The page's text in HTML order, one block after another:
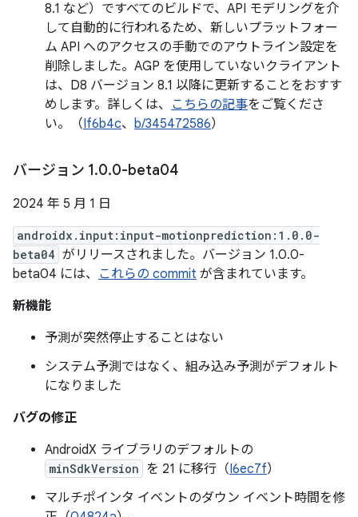
8.1 など）ですべてのビルドで、API モデリングを介
して自動的に行われるため、新しいプラットフォー
ム API へのアクセスの手動でのアウトライン設定を
削除しました。AGP を使用していないクライアント
は、D8 バージョン 8.1 以降に更新することをおすす
めします。詳しくは、 こちらの記事をご覧くださ
い。（If6b4c、 b/345472586）
バージョン 1.0.0-beta04
2024 年 5 月 1 日
androidx.input:input-motionprediction:1.0.0-
beta04 がリリースされました。バージョン 1.0.0-
beta04 には、 これらの commit が含まれています。
新機能
予測が突然停止することはない
システム予測ではなく、組み込み予測がデフォルト
になりました
バグの修正
AndroidX ライブラリのデフォルトの
minSdkVersion を 21 に移行（I6ec7f）
マルチポインタ イベントのダウン イベント時間を修